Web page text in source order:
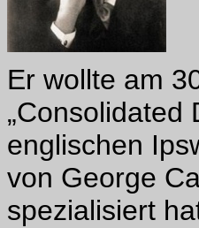
Er wollte am
„Consolidated
englischen
von George
spezialisiert